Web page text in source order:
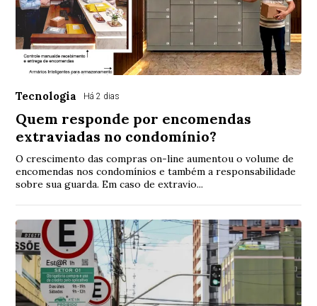
Tecnologia Há 2 dias
Quem responde por encomendas
extraviadas no condomínio?
O crescimento das compras on-line aumentou o volume de
encomendas nos condomínios e também a responsabilidade
sobre sua guarda. Em caso de extravio...